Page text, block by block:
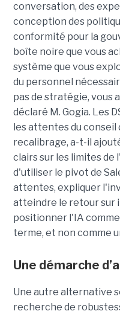
conversation, des
conception des
conformité pour la
boîte noire que vous
système que vous
du personnel
pas de stratégie, vous
déclaré M. Gogia. Les
les attentes du
recalibrage, a-t-il
clairs sur les limites de
d'utiliser le pivot de
attentes, expliquer
atteindre le retour sur
positionner l'IA
terme, et non comme
Une démarche
Une autre alternative
recherche de